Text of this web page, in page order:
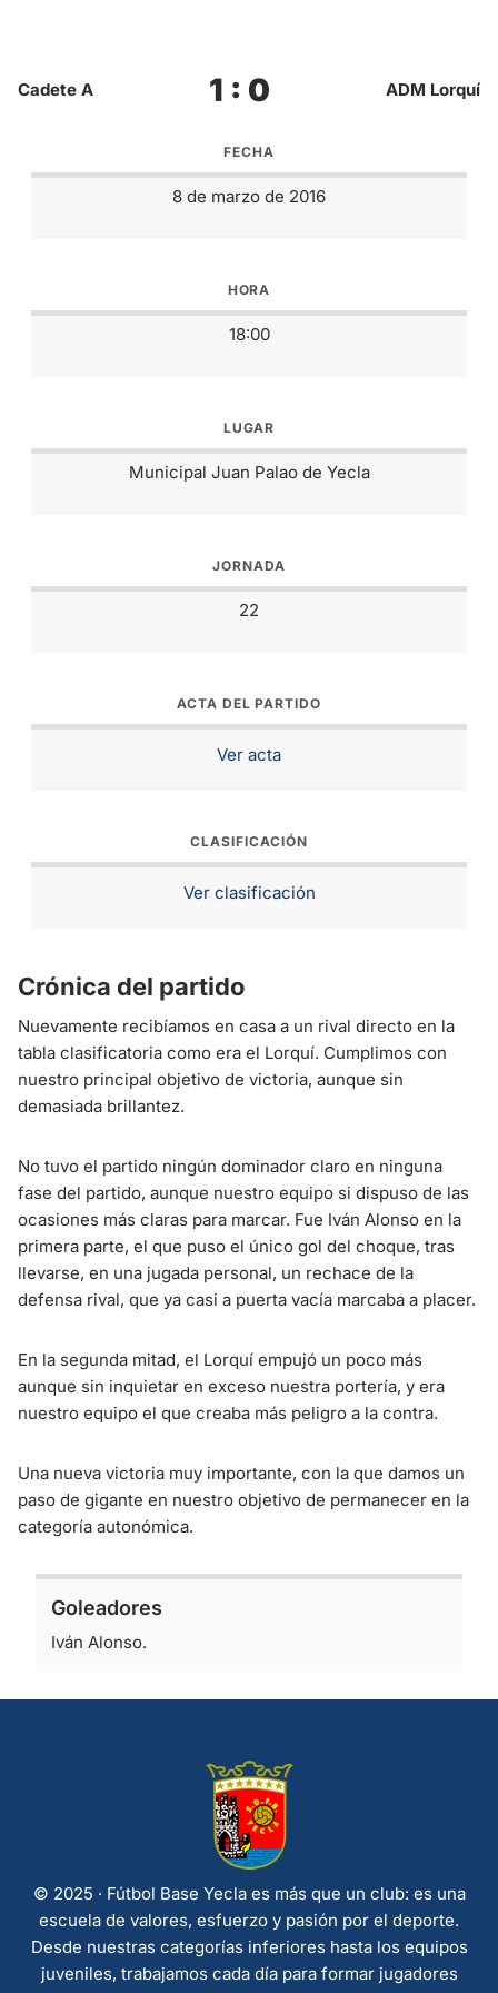
Cadete A 1 : 0 ADM Lorquí
FECHA
8 de marzo de 2016
HORA
18:00
LUGAR
Municipal Juan Palao de Yecla
JORNADA
22
ACTA DEL PARTIDO
Ver acta
CLASIFICACIÓN
Ver clasificación
Crónica del partido
Nuevamente recibíamos en casa a un rival directo en la
tabla clasificatoria como era el Lorquí. Cumplimos con
nuestro principal objetivo de victoria, aunque sin
demasiada brillantez.
No tuvo el partido ningún dominador claro en ninguna
fase del partido, aunque nuestro equipo si dispuso de las
ocasiones más claras para marcar. Fue Iván Alonso en la
primera parte, el que puso el único gol del choque, tras
llevarse, en una jugada personal, un rechace de la
defensa rival, que ya casi a puerta vacía marcaba a placer.
En la segunda mitad, el Lorquí empujó un poco más
aunque sin inquietar en exceso nuestra portería, y era
nuestro equipo el que creaba más peligro a la contra.
Una nueva victoria muy importante, con la que damos un
paso de gigante en nuestro objetivo de permanecer en la
categoría autonómica.
Goleadores
Iván Alonso.
© 2025 · Fútbol Base Yecla es más que un club: es una
escuela de valores, esfuerzo y pasión por el deporte.
Desde nuestras categorías inferiores hasta los equipos
juveniles, trabajamos cada día para formar jugadores